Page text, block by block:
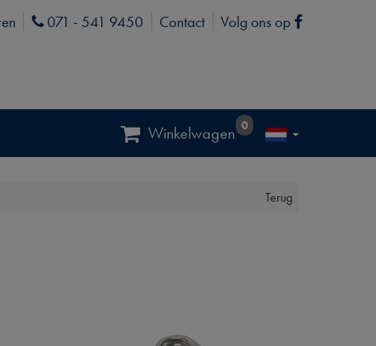
Phone
071 - 541 9450 Contact Volg ons op Facebook
Winkelwagen 0
Terug